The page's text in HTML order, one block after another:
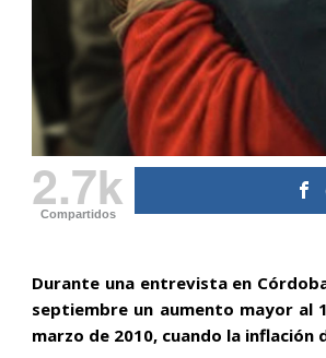
2.7k
Compartidos
Durante una entrevista en
septiembre un aumento mayor al
marzo de 2010, cuando la